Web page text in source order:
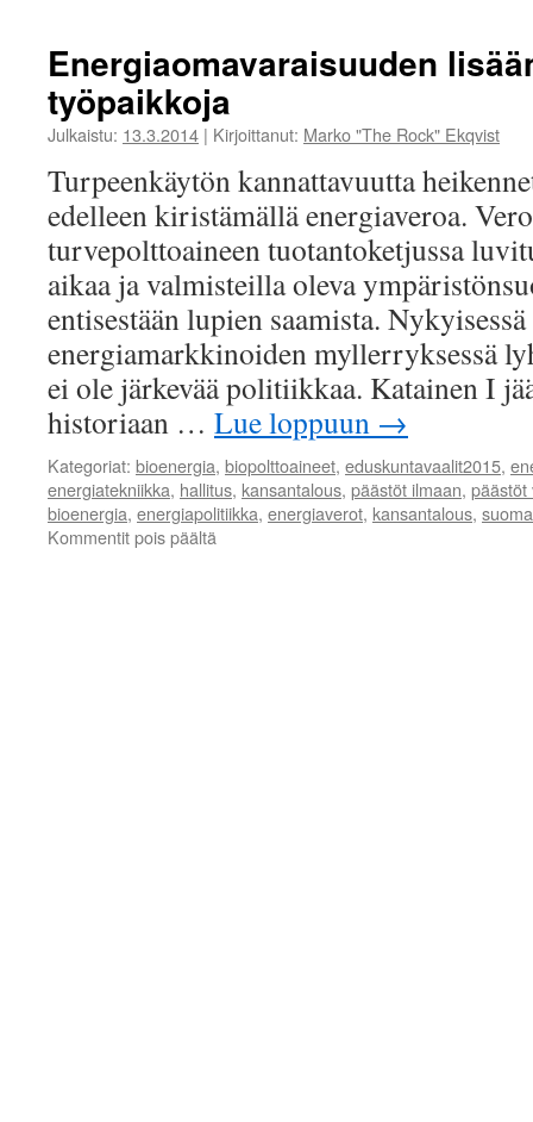
hetkellä
Energiaomavaraisuuden
työpaikkoja
Julkaistu: 13.3.2014 | Kirjoittanut: Marko "The Rock" Ekqvist
Turpeenkäytön kannattavuutta
edelleen kiristämällä energiaveroa.
turvepolttoaineen tuotantoketjussa
aikaa ja valmisteilla oleva
entisestään lupien saamista.
energiamarkkinoiden myllerryksessä
ei ole järkevää politiikkaa. Katainen I
historiaan … Lue loppuun →
Kategoriat: bioenergia, biopolttoaineet, eduskuntavaalit2015,
energiatekniikka, hallitus, kansantalous, päästöt ilmaan, päästöt
bioenergia, energiapolitiikka, energiaverot, kansantalous,
Kommentit pois päältä